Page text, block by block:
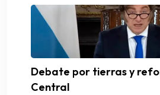
Debate por tierras y
Central